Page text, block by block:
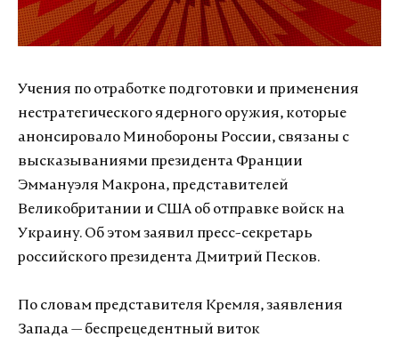
Учения по отработке подготовки и применения
нестратегического ядерного оружия, которые
анонсировало Минобороны России, связаны с
высказываниями президента Франции
Эммануэля Макрона, представителей
Великобритании и США об отправке войск на
Украину. Об этом заявил пресс-секретарь
российского президента Дмитрий Песков.
По словам представителя Кремля, заявления
Запада — беспрецедентный виток